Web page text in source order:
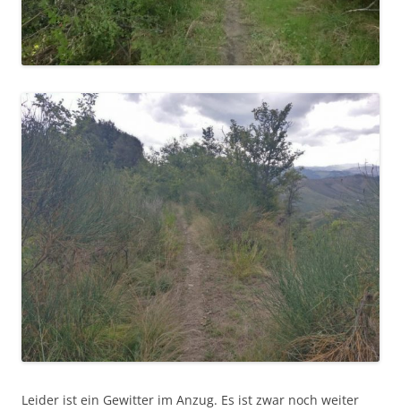
Leider ist ein Gewitter im Anzug. Es ist zwar noch weiter